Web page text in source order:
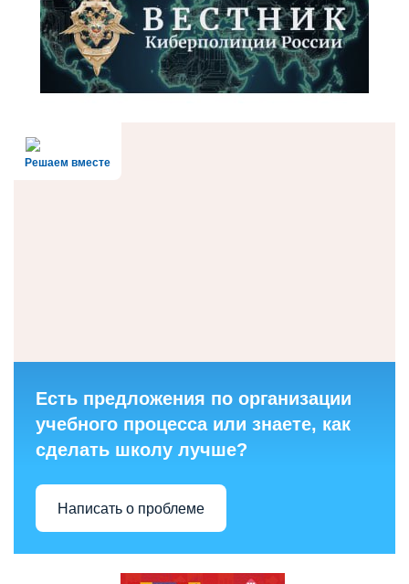
Решаем вместе
Есть предложения по организации
учебного процесса или знаете, как
сделать школу лучше?
Написать о проблеме